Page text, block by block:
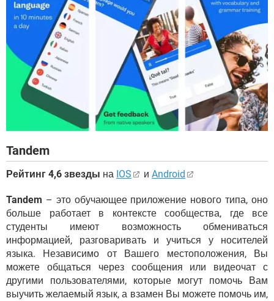
Tandem
Рейтинг 4,6 звезды на IOS и Android
Tandem – это обучающее приложение нового типа, оно
больше работает в контексте сообщества, где все
студенты имеют возможность обмениваться
информацией, разговаривать и учиться у носителей
языка. Независимо от Вашего местоположения, Вы
можете общаться через сообщения или видеочат с
другими пользователями, которые могут помочь Вам
выучить желаемый язык, а взамен Вы можете помочь им,